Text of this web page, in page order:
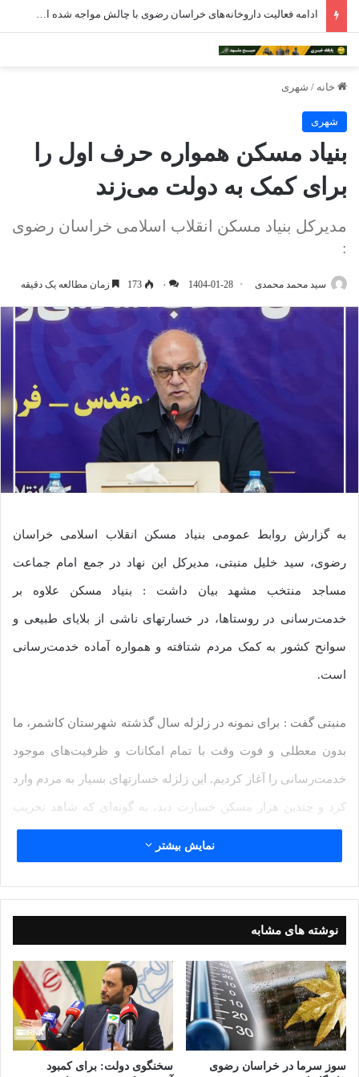
ادامه فعالیت داروخانه‌های خراسان رضوی با چالش مواجه شده است
خانه / شهری
شهری
بنیاد مسکن همواره حرف اول را
برای کمک به دولت می‌زند
مدیرکل بنیاد مسکن انقلاب اسلامی خراسان رضوی
:
سید محمد محمدی 1404-01-28 ۰ 173 زمان مطالعه یک دقیقه
به گزارش روابط عمومی بنیاد مسکن انقلاب اسلامی خراسان
رضوی، سید خلیل منبتی، مدیرکل این نهاد در جمع امام جماعت
مساجد منتخب مشهد بیان داشت : بنیاد مسکن علاوه بر
خدمت‌رسانی در روستاها، در خسارتهای ناشی از بلایای طبیعی و
سوانح کشور به کمک مردم شتافته و همواره آماده خدمت‌رسانی
است.
منبتی گفت : برای نمونه در زلزله سال گذشته شهرستان کاشمر، ما
بدون معطلی و فوت وقت با تمام امکانات و ظرفیت‌های موجود
خدمت‌رسانی را آغاز کردیم. این زلزله خسارتهای بسیار به مردم وارد
کرد و چندین هزار مسکن خسارت دید، به گونه‌ای که شاهد تخریب
صد در صدی ۲ هزار واحد بودیم.
برای سرعت بخشیدن به کار، کارگاهی تشکیل شد، در این کارگاه
میلگردها ‌و سایر ادوات مورد نیاز سر هم شدند، اسکلتها ساخته شد
و ظرف مدت یک ماه، هزار واحد مسکونی آماده‌سازی شد.
مدیرکل بنیاد مسکن خراسان رضوی، در ادامه افزود: تاکنون ۸۰
درصد از بازسازی‌ها به اتمام رسیده است و پنج شنبه ۲۸ فروردین
نمایش بیشتر
نوشته های مشابه
سوز سرما در خراسان رضوی
سخنگوی دولت: برای کمبود